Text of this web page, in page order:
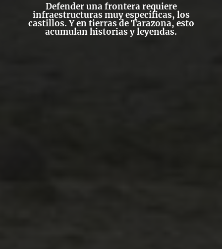
Defender una frontera requiere
infraestructuras muy específicas, los
castillos. Y en tierras de Tarazona, esto
acumulan historias y leyendas.